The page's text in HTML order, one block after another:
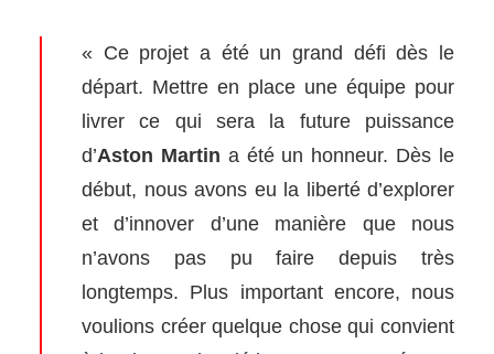
« Ce projet a été un grand défi dès le
départ. Mettre en place une équipe pour
livrer ce qui sera la future puissance
d’Aston Martin a été un honneur. Dès le
début, nous avons eu la liberté d’explorer
et d’innover d’une manière que nous
n’avons pas pu faire depuis très
longtemps. Plus important encore, nous
voulions créer quelque chose qui convient